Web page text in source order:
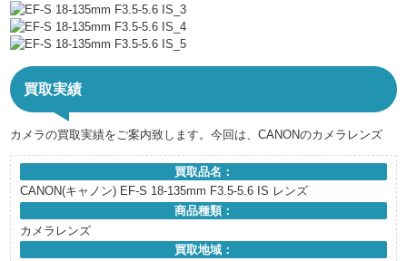
買取実績
カメラの買取実績をご案内致します。今回は、CANONのカメラレンズ
買取品名：
CANON(キャノン) EF-S 18-135mm F3.5-5.6 IS レンズ
商品種類：
カメラレンズ
買取地域：